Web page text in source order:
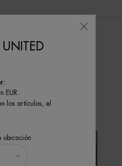
UNITED
EUR.
los artículos, el